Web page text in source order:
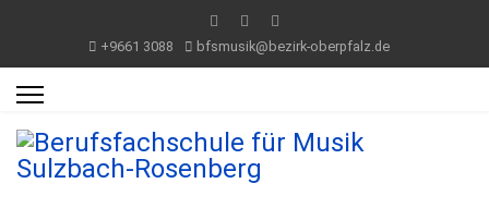
+9661 3088 bfsmusik@bezirk-oberpfalz.de